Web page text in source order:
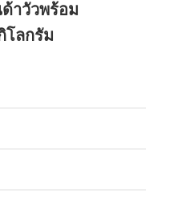
าวัวพร้อม
โลกรัม